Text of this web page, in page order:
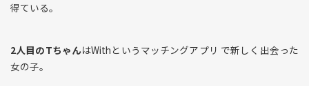
得ている。
2人目のTちゃんはWithというマッチングアプリ で新しく出会った
女の子。